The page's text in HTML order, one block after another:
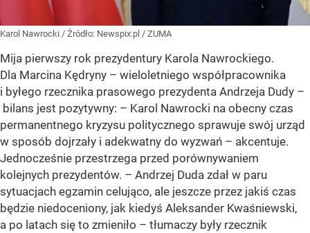
Karol Nawrocki / Źródło: Newspix.pl / ZUMA
Mija pierwszy rok prezydentury Karola Nawrockiego.
Dla Marcina Kędryny – wieloletniego współpracownika
i byłego rzecznika prasowego prezydenta Andrzeja Dudy –
bilans jest pozytywny: – Karol Nawrocki na obecny czas
permanentnego kryzysu politycznego sprawuje swój urząd
w sposób dojrzały i adekwatny do wyzwań – akcentuje.
Jednocześnie przestrzega przed porównywaniem
kolejnych prezydentów. – Andrzej Duda zdał w paru
sytuacjach egzamin celująco, ale jeszcze przez jakiś czas
będzie niedoceniony, jak kiedyś Aleksander Kwaśniewski,
a po latach się to zmieniło – tłumaczy były rzecznik